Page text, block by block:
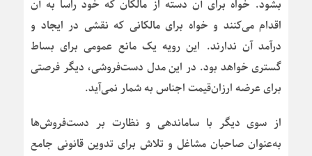
بشود. خواه برای آن دسته از مالکان که خود راسا به آن
اقدام می‌کنند و خواه برای مالکانی که نقشی در ایجاد و
درآمد آن ندارند. این رویه یک مانع عمومی برای بساط
گستری خواهد بود. در این مدل دست‌فروشی، دیگر فرصتی
برای عرضه ارزان‌قیمت اجناس به شمار نمی‌آید.
از سوی دیگر با ساماندهی و نظارت بر دست‌فروش‌ها
به‌عنوان صاحبان مشاغل و تلاش برای تدوین قانونی جامع